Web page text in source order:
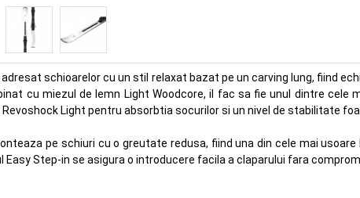
schioarelor cu un stil relaxat bazat pe un carving lung, fiind
cu miezul de lemn Light Woodcore, il fac sa fie unul dintre cele
Light pentru absorbtia socurilor si un nivel de stabilitate
pe schiuri cu o greutate redusa, fiind una din cele mai
Step-in se asigura o introducere facila a claparului fara